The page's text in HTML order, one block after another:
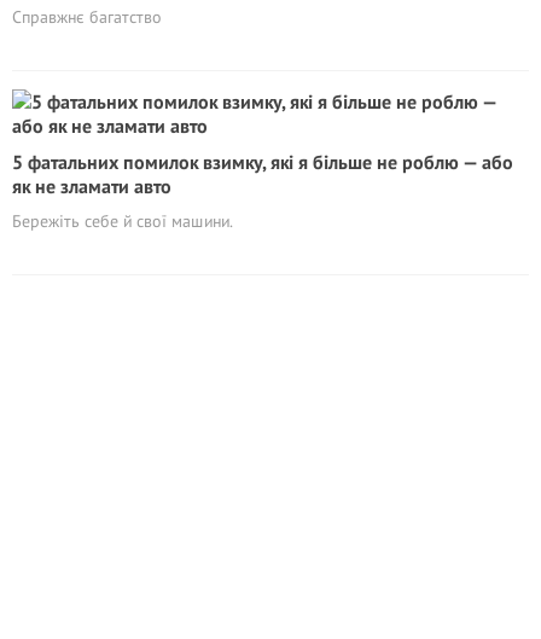
Справжнє багатство
5 фатальних помилок взимку, які я більше не роблю — або
як не зламати авто
Бережіть себе й свої машини.